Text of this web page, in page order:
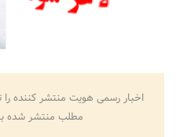
اخبار رسمی هویت منتشر کننده
مطلب منتشر شده